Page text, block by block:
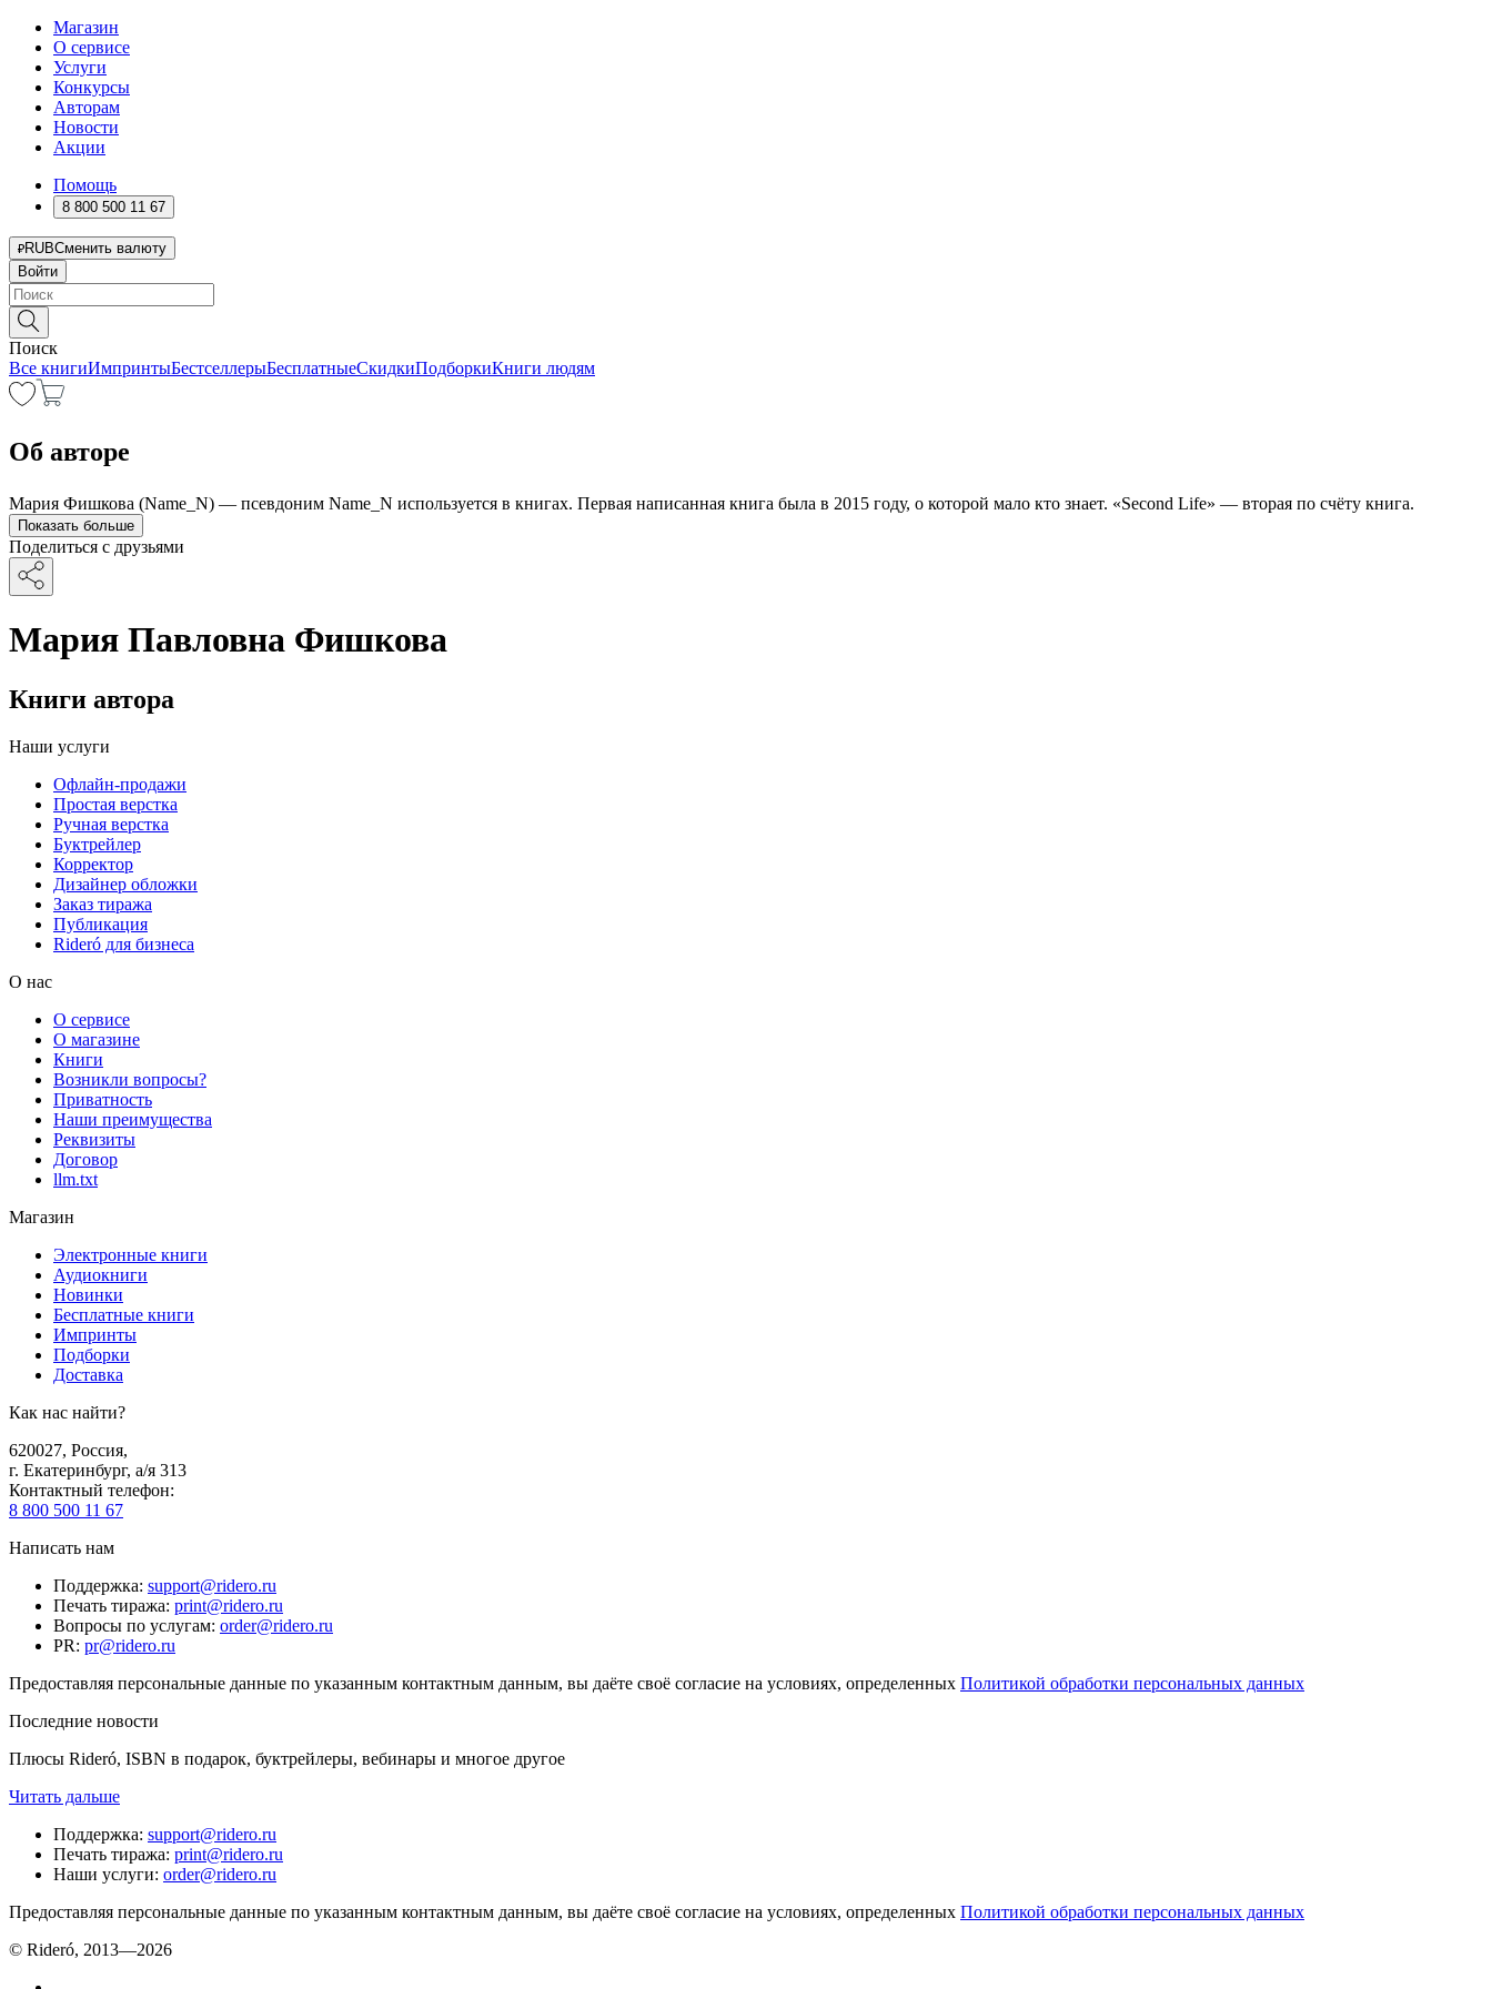
Магазин
О сервисе
Услуги
Конкурсы
Авторам
Новости
Акции
Помощь
8 800 500 11 67
RUBСменить валюту
Войти
Поиск
Все книгиИмпринтыБестселлерыБесплатныеСкидкиПодборкиКниги людям
Об авторе
Мария Фишкова (Name_N) — псевдоним Name_N используется в книгах. Первая написанная книга была в 2015 году, о которой мало кто знает. «Second Life» — вторая по счёту книга.
Показать больше
Поделиться с друзьями
Мария Павловна Фишкова
Книги автора
Наши услуги
Офлайн-продажи
Простая верстка
Ручная верстка
Буктрейлер
Корректор
Дизайнер обложки
Заказ тиража
Публикация
Rideró для бизнеса
О нас
О сервисе
О магазине
Книги
Возникли вопросы?
Приватность
Наши преимущества
Реквизиты
Договор
llm.txt
Магазин
Электронные книги
Аудиокниги
Новинки
Бесплатные книги
Импринты
Подборки
Доставка
Как нас найти?
620027, Россия,
г. Екатеринбург, а/я 313
Контактный телефон:
8 800 500 11 67
Написать нам
Поддержка: support@ridero.ru
Печать тиража: print@ridero.ru
Вопросы по услугам: order@ridero.ru
PR: pr@ridero.ru
Предоставляя персональные данные по указанным контактным данным, вы даёте своё согласие на условиях, определенных Политикой обработки персональных данных
Последние новости
Плюсы Rideró, ISBN в подарок, буктрейлеры, вебинары и многое другое
Читать дальше
Поддержка: support@ridero.ru
Печать тиража: print@ridero.ru
Наши услуги: order@ridero.ru
Предоставляя персональные данные по указанным контактным данным, вы даёте своё согласие на условиях, определенных Политикой обработки персональных данных
© Rideró, 2013—2026